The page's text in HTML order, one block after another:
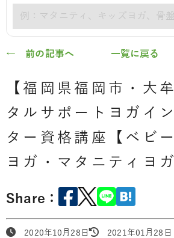
← 前の記事へ 一覧に戻る
【福岡県福岡市・大
タルサポートヨガイ
ター資格講座【ベビ
ヨガ・マタニティヨガ
Share：
2020年10月28日 2021年01月28